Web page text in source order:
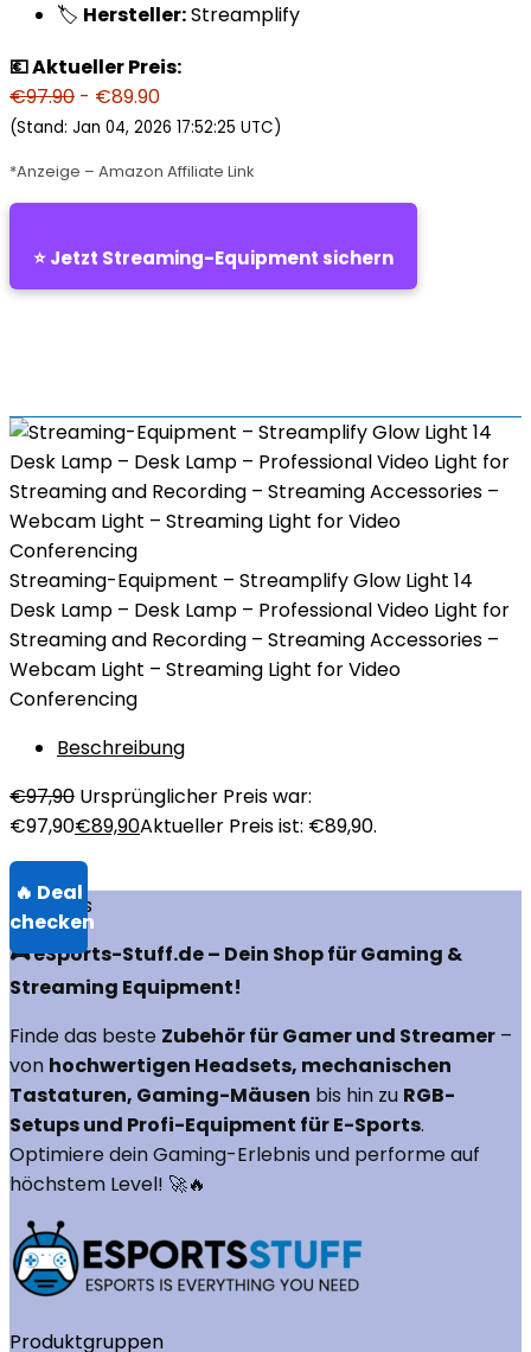
🏷️ Hersteller:Streamplify
💶 Aktueller Preis:
€97.90 - €89.90
(Stand: Jan 04, 2026 17:52:25 UTC)
*Anzeige – Amazon Affiliate Link
⭐ Jetzt Streaming-Equipment sichern
Streaming-Equipment – Streamplify Glow Light 14
Desk Lamp – Desk Lamp – Professional Video Light for
Streaming and Recording – Streaming Accessories –
Webcam Light – Streaming Light for Video
Conferencing
Beschreibung
€97,90 Ursprünglicher Preis war:
€97,90€89,90Aktueller Preis ist: €89,90.
Über uns
🎮 eSports-Stuff.de – Dein Shop für Gaming &
Streaming Equipment!
Finde das beste Zubehör für Gamer und Streamer –
von hochwertigen Headsets, mechanischen
Tastaturen, Gaming-Mäusen bis hin zu RGB-
Setups und Profi-Equipment für E-Sports.
Optimiere dein Gaming-Erlebnis und performe auf
höchstem Level! 🚀🔥
Produktgruppen